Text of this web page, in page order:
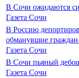
В Сочи ожидаются
Газета Сочи
В Россию
обманувшие
Газета Сочи
В Сочи пьяный
Газета Сочи